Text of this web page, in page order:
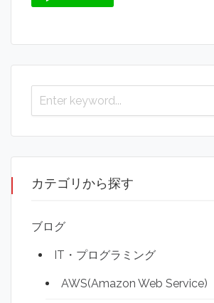
カテゴリから探す
ブログ
IT・プログラミング
AWS(Amazon Web Service)